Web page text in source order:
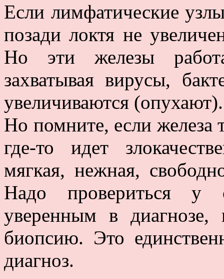
Если лимфатические
позади локтя не
Но эти железы
захватывая вирусы,
увеличиваются
Но помните, если железа
где-то идет
мягкая, нежная,
Надо провериться у
уверенным в диагнозе,
биопсию. Это
диагноз.